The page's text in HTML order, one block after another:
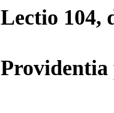
Lectio 104,